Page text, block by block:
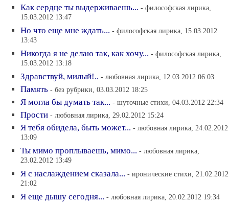
Как сердце ты выдерживаешь... - философская лирика,
15.03.2012 13:47
Но что еще мне ждать... - философская лирика, 15.03.2012
13:43
Никогда я не делаю так, как хочу... - философская лирика,
15.03.2012 13:18
Здравствуй, милый!.. - любовная лирика, 12.03.2012 06:03
Память - без рубрики, 03.03.2012 18:25
Я могла бы думать так... - шуточные стихи, 04.03.2012 22:34
Прости - любовная лирика, 29.02.2012 15:24
Я тебя обидела, быть может... - любовная лирика, 24.02.2012
13:09
Ты мимо проплываешь, мимо... - любовная лирика,
23.02.2012 13:49
Я с наслаждением сказала... - иронические стихи, 21.02.2012
21:02
Я еще дышу сегодня... - любовная лирика, 20.02.2012 19:34